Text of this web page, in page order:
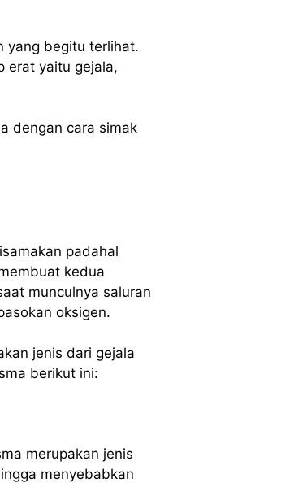
yang begitu terlihat.
erat yaitu gejala,
dengan cara simak
padahal
kedua
munculnya saluran
oksigen.
jenis dari gejala
berikut ini:
merupakan jenis
menyebabkan